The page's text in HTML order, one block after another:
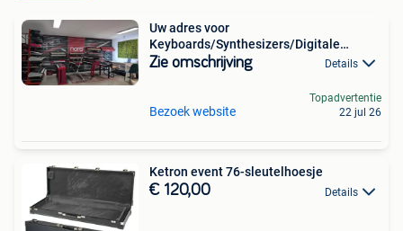
Uw adres voor
Keyboards/Synthesizers/Digitale
Pianos Prosq
Zie omschrijving Details
Bezoek website
Topadvertentie
22 jul 26
Ketron event 76-sleutelhoesje
€ 120,00 Details